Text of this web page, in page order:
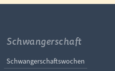
Schwangerschaft
Navigation
Schwangerschaftswochen